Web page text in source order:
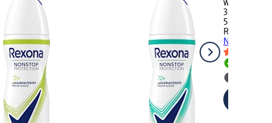
wählen
3,75 €
50 ml (7,50
Rexona
Nonstop